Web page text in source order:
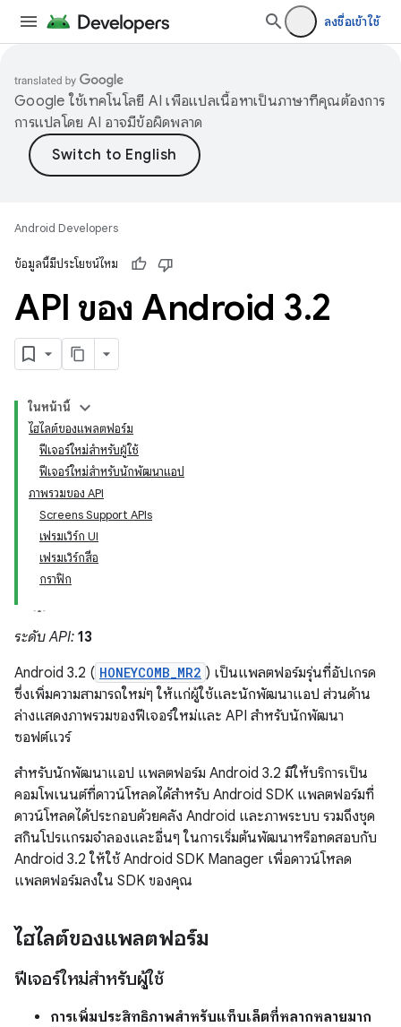
ลงชื่อเข้าใช้
Google ใช้เทคโนโลยี AI เพื่อแปลเนื้อหาเป็นภาษาที่คุณต้องการ
การแปลโดย AI อาจมีข้อผิดพลาด
Android Developers
ข้อมูลนี้มีประโยชน์ไหม
API ของ Android 3.2
ในหน้านี้
ไฮไลต์ของแพลตฟอร์ม
ฟีเจอร์ใหม่สำหรับผู้ใช้
ฟีเจอร์ใหม่สำหรับนักพัฒนาแอป
ภาพรวมของ API
Screens Support APIs
เฟรมเวิร์ก UI
เฟรมเวิร์กสื่อ
กราฟิก
ระดับ API: 13
Android 3.2 ( HONEYCOMB_MR2 ) เป็นแพลตฟอร์มรุ่นที่อัปเกรด
ซึ่งเพิ่มความสามารถใหม่ๆ ให้แก่ผู้ใช้และนักพัฒนาแอป ส่วนด้าน
ล่างแสดงภาพรวมของฟีเจอร์ใหม่และ API สําหรับนักพัฒนา
ซอฟต์แวร์
สําหรับนักพัฒนาแอป แพลตฟอร์ม Android 3.2 มีให้บริการเป็น
คอมโพเนนต์ที่ดาวน์โหลดได้สําหรับ Android SDK แพลตฟอร์มที่
ดาวน์โหลดได้ประกอบด้วยคลัง Android และภาพระบบ รวมถึงชุด
สกินโปรแกรมจำลองและอื่นๆ ในการเริ่มต้นพัฒนาหรือทดสอบกับ
Android 3.2 ให้ใช้ Android SDK Manager เพื่อดาวน์โหลด
แพลตฟอร์มลงใน SDK ของคุณ
ไฮไลต์ของแพลตฟอร์ม
ฟีเจอร์ใหม่สำหรับผู้ใช้
การเพิ่มประสิทธิภาพสำหรับแท็บเล็ตที่หลากหลายมาก